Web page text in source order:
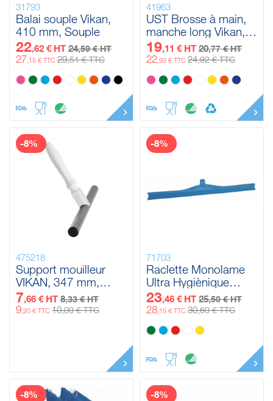
31793
Balai souple Vikan,
410 mm, Souple
22,62 € HT 24,59 € HT
27,15 € TTC 29,51 € TTC
41963
UST Brosse à main,
manche long Vikan,
395 mm, Dur
19,11 € HT 20,77 € HT
22,93 € TTC 24,92 € TTC
475218
Support mouilleur
VIKAN, 347 mm,
Blanc
7,66 € HT 8,33 € HT
9,20 € TTC 10,00 € TTC
-8%
71703
Raclette Monolame
Ultra Hygiènique
Vikan, 700 mm
23,46 € HT 25,50 € HT
28,15 € TTC 30,60 € TTC
-8%
-8% -8%